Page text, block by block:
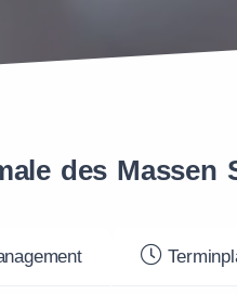
des Massen